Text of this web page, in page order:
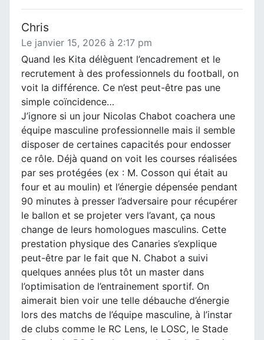
Chris
Le janvier 15, 2026 à 2:17 pm
Quand les Kita délèguent l’encadrement et le
recrutement à des professionnels du football, on
voit la différence. Ce n’est peut-être pas une
simple coïncidence…
J’ignore si un jour Nicolas Chabot coachera une
équipe masculine professionnelle mais il semble
disposer de certaines capacités pour endosser
ce rôle. Déjà quand on voit les courses réalisées
par ses protégées (ex : M. Cosson qui était au
four et au moulin) et l’énergie dépensée pendant
90 minutes à presser l’adversaire pour récupérer
le ballon et se projeter vers l’avant, ça nous
change de leurs homologues masculins. Cette
prestation physique des Canaries s’explique
peut-être par le fait que N. Chabot a suivi
quelques années plus tôt un master dans
l’optimisation de l’entrainement sportif. On
aimerait bien voir une telle débauche d’énergie
lors des matchs de l’équipe masculine, à l’instar
de clubs comme le RC Lens, le LOSC, le Stade